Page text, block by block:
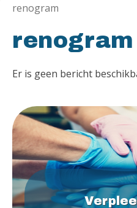
renogram
renogram
Er is geen bericht